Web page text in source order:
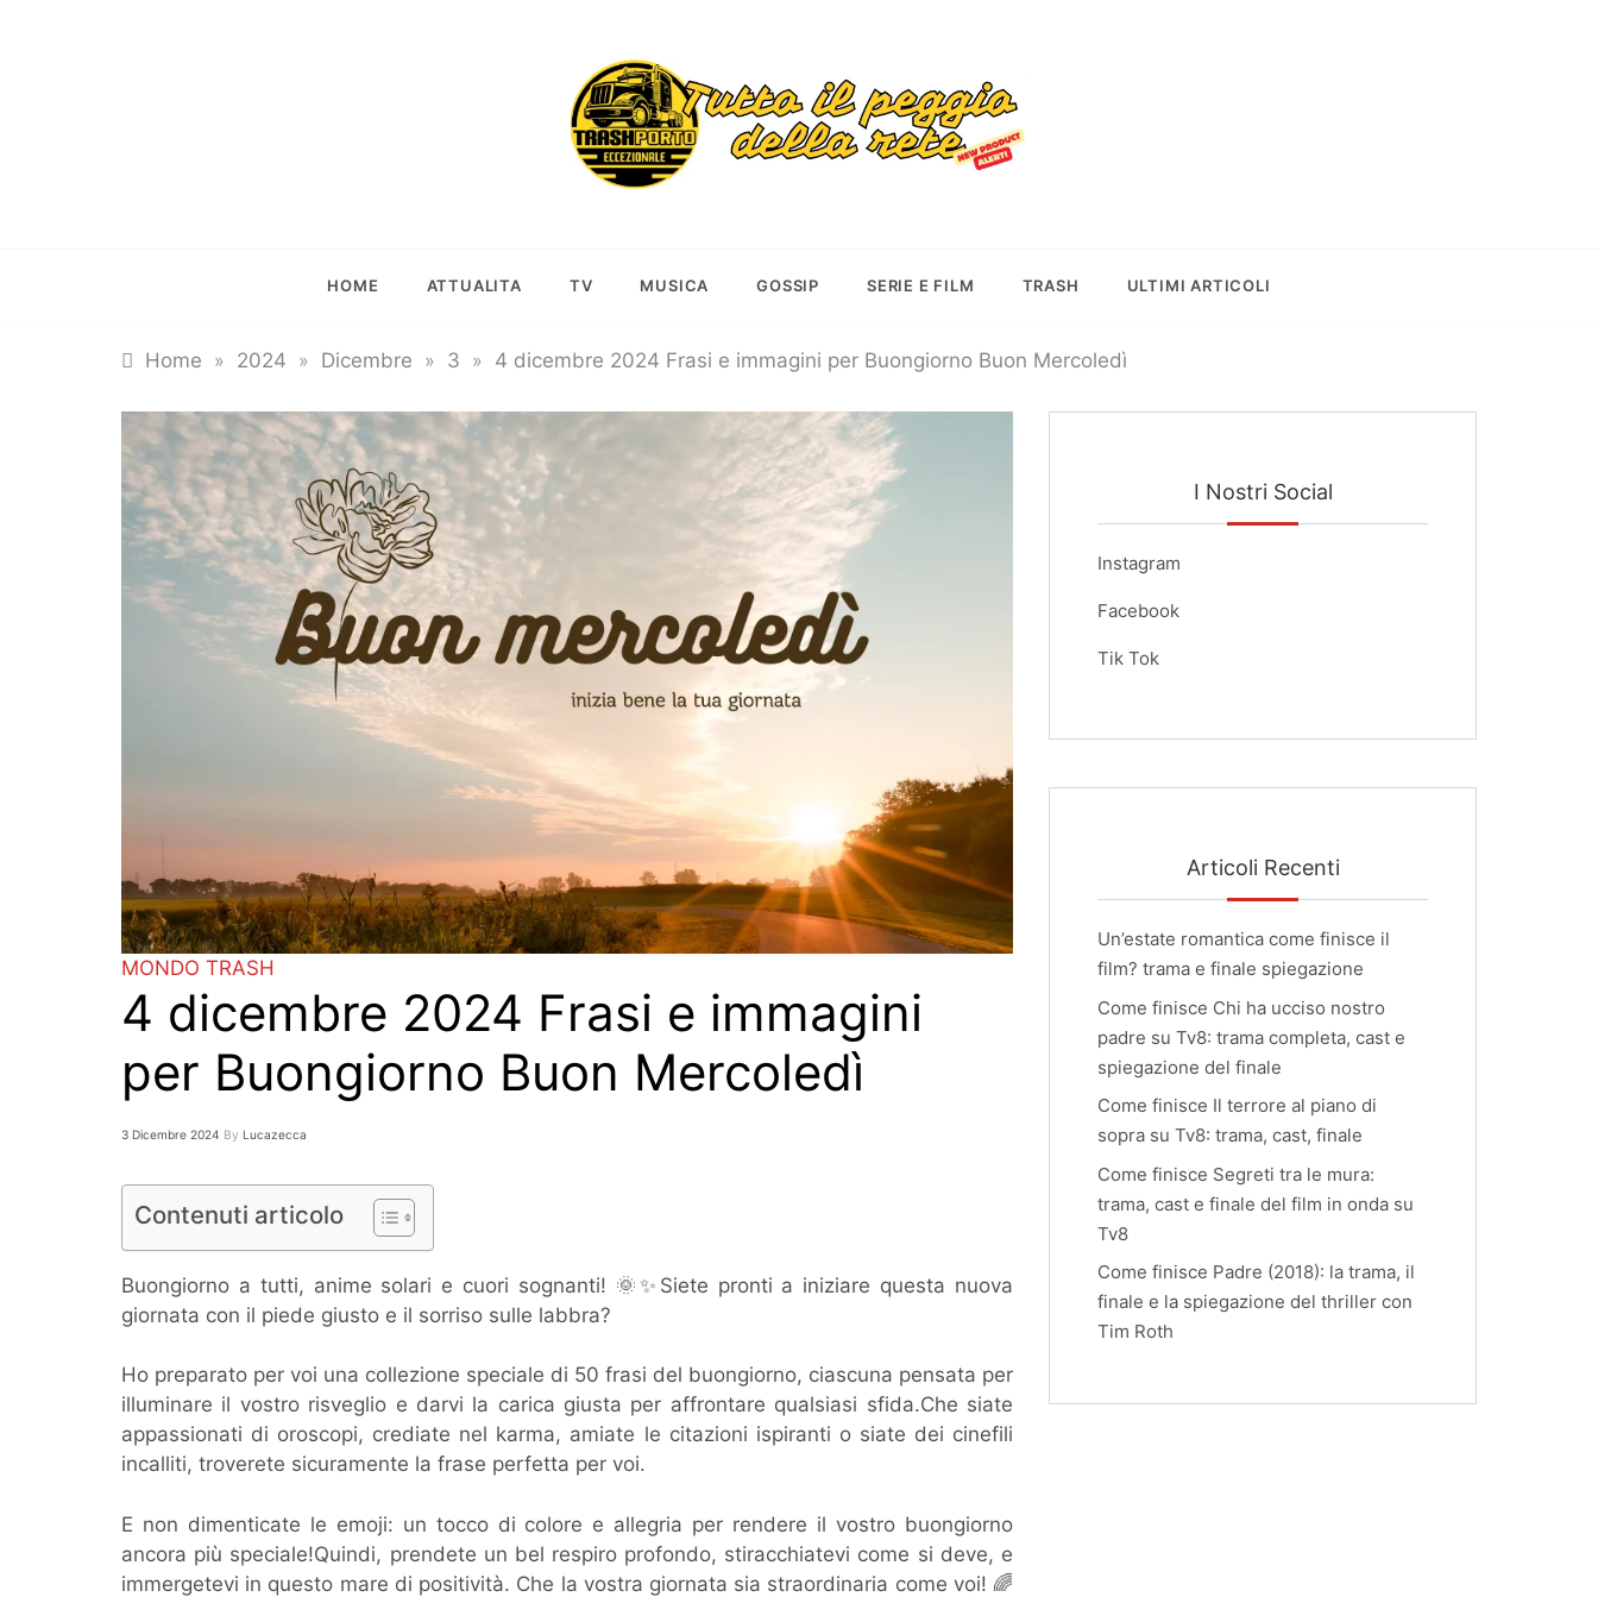
HOME ATTUALITA TV MUSICA GOSSIP SERIE E FILM TRASH ULTIMI ARTICOLI
Home » 2024 » Dicembre » 3 » 4 dicembre 2024 Frasi e immagini per Buongiorno Buon Mercoledì
MONDO TRASH
4 dicembre 2024 Frasi e immagini
per Buongiorno Buon Mercoledì
3 Dicembre 2024 By Lucazecca
Contenuti articolo
Buongiorno a tutti, anime solari e cuori sognanti! 🌞✨Siete pronti a iniziare questa nuova
giornata con il piede giusto e il sorriso sulle labbra?
Ho preparato per voi una collezione speciale di 50 frasi del buongiorno, ciascuna pensata per
illuminare il vostro risveglio e darvi la carica giusta per affrontare qualsiasi sfida.Che siate
appassionati di oroscopi, crediate nel karma, amiate le citazioni ispiranti o siate dei cinefili
incalliti, troverete sicuramente la frase perfetta per voi.
E non dimenticate le emoji: un tocco di colore e allegria per rendere il vostro buongiorno
ancora più speciale!Quindi, prendete un bel respiro profondo, stiracchiatevi come si deve, e
immergetevi in questo mare di positività. Che la vostra giornata sia straordinaria come voi! 🌈
I Nostri Social
Instagram
Facebook
Tik Tok
Articoli Recenti
Un’estate romantica come finisce il
film? trama e finale spiegazione
Come finisce Chi ha ucciso nostro
padre su Tv8: trama completa, cast e
spiegazione del finale
Come finisce Il terrore al piano di
sopra su Tv8: trama, cast, finale
Come finisce Segreti tra le mura:
trama, cast e finale del film in onda su
Tv8
Come finisce Padre (2018): la trama, il
finale e la spiegazione del thriller con
Tim Roth